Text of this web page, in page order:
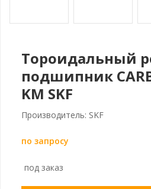
Тороидальный
подшипник
KM SKF
Производитель: SKF
по запросу
под заказ